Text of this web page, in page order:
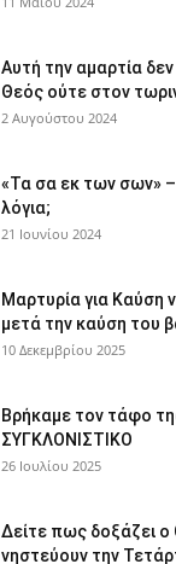
Αυτή την αμαρτία
Θεός ούτε στον
2 Αυγούστου 2024
«Τα σα εκ των σων» –
λόγια;
21 Ιουνίου 2024
Μαρτυρία για Καύση
μετά την καύση του
10 Δεκεμβρίου 2025
Βρήκαμε τον τάφο
ΣΥΓΚΛΟΝΙΣΤΙΚΟ
26 Ιουλίου 2025
Δείτε πως δοξάζει
νηστεύουν την